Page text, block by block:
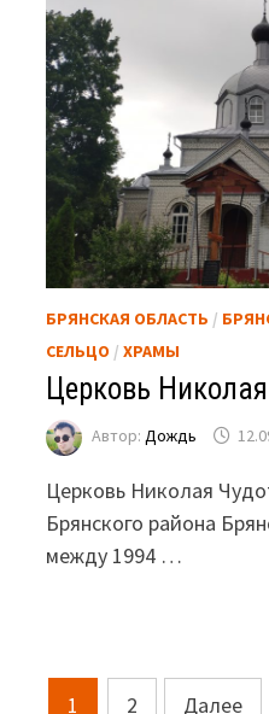
БРЯНСКАЯ ОБЛАСТЬ /
СЕЛЬЦО /ХРАМЫ
Церковь
Автор:Дождь
Церковь Николая
Брянского района
между 1994 …
Пагинация
1 2 Далее